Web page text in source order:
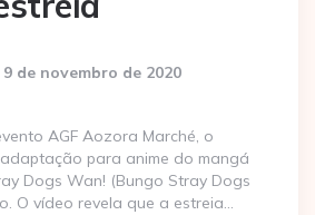
9 de novembro de 2020
AGF Aozora Marché, o
para anime do mangá
Dogs Wan! (Bungo Stray Dogs
O vídeo revela que a estreia…